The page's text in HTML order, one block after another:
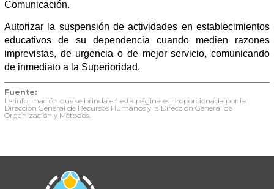
Comunicación.
Autorizar la suspensión de actividades en establecimientos
educativos de su dependencia cuando medien razones
imprevistas, de urgencia o de mejor servicio, comunicando
de inmediato a la Superioridad.
Fuente:
La información que se brinda en esta página es proporcionada por la
Dirección General de Recursos Humanos y la Dirección General de
Organización y Métodos.